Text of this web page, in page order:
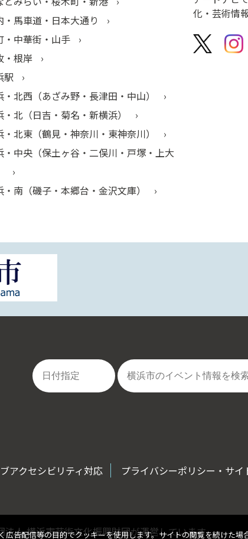
・馬車道・日本大通り
・中華街・山手
・根岸
駅
・北西（あざみ野・長津田・中山）
・北（日吉・菊名・新横浜）
・北東（鶴見・神奈川・東神奈川）
・中央（保土ヶ谷・二俣川・戸塚・上大
・南（磯子・本郷台・金沢文庫）
化・芸術情
告配信等の目的でクッキーを使用します。サイトの閲覧を続けた場
アクセシビリティ対応 プライバシーポリシー・サイ
法人 横浜市芸術文化振興財団が運営しています